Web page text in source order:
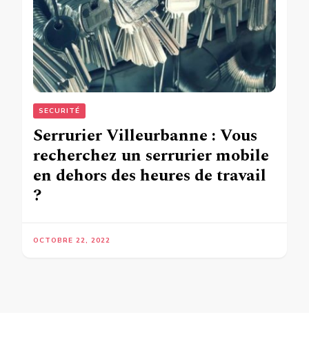
SECURITÉ
Serrurier Villeurbanne : Vous
recherchez un serrurier mobile
en dehors des heures de travail
?
OCTOBRE 22, 2022